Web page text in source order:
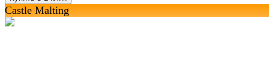
Castle Malting